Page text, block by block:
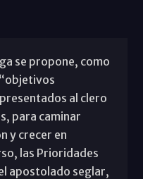
se propone, como
al clero
para caminar
y crecer en
las Prioridades
apostolado seglar,